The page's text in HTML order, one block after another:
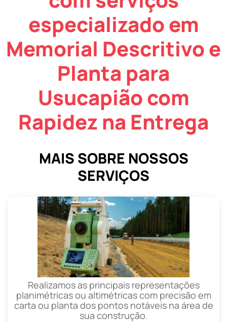
especializado em
Memorial Descritivo e
Planta para
Usucapião com
Rapidez na Entrega
MAIS SOBRE NOSSOS
SERVIÇOS
Realizamos as principais representações
planimétricas ou altimétricas com precisão em
carta ou planta dos pontos notáveis na área de
sua construção.